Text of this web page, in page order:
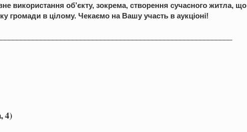
використання об’єкту, зокрема, створення сучасного житла, що
громади в цілому. Чекаємо на Вашу участь в аукціоні!
4)